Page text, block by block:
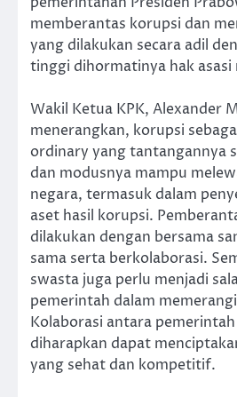
memberantas korupsi dan
yang dilakukan secara adil
tinggi dihormatinya hak asasi
Wakil Ketua KPK, Alexander
menerangkan, korupsi
ordinary yang tantangannya
dan modusnya mampu
negara, termasuk dalam
aset hasil korupsi.
dilakukan dengan bersama
sama serta berkolaborasi.
swasta juga perlu menjadi
pemerintah dalam
Kolaborasi antara
diharapkan dapat
yang sehat dan kompetitif.